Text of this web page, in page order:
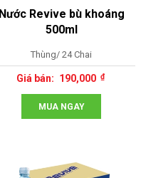
Nước Revive bù khoáng
500ml
Thùng/ 24 Chai
190,000
MUA NGAY